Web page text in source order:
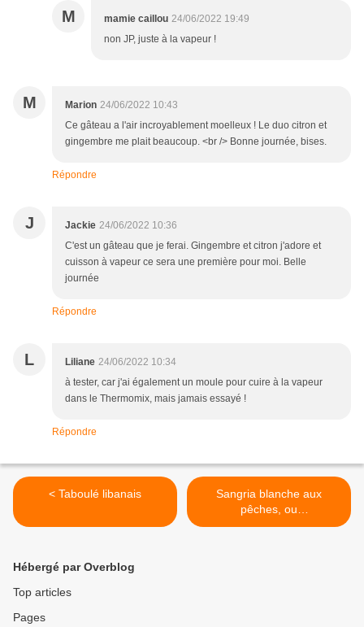
M mamie caillou 24/06/2022 19:49
non JP, juste à la vapeur !
M Marion 24/06/2022 10:43
Ce gâteau a l'air incroyablement moelleux ! Le duo citron et
gingembre me plait beaucoup. <br /> Bonne journée, bises.
Répondre
J Jackie 24/06/2022 10:36
C'est un gâteau que je ferai. Gingembre et citron j'adore et
cuisson à vapeur ce sera une première pour moi. Belle
journée
Répondre
L Liliane 24/06/2022 10:34
à tester, car j'ai également un moule pour cuire à la vapeur
dans le Thermomix, mais jamais essayé !
Répondre
< Taboulé libanais
Sangria blanche aux
pêches, ou
traditionnellement
Hébergé par Overblog
Top articles
Pages